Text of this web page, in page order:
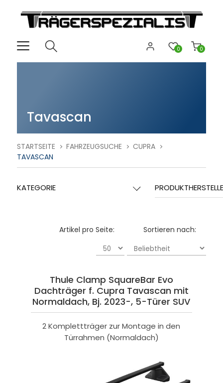
0
0
Tavascan
STARTSEITE FAHRZEUGSUCHE
CUPRA
TAVASCAN
KATEGORIE
Sortieren nach:
Artikel pro Seite:
Thule Clamp SquareBar Evo
Dachträger f. Cupra Tavascan mit
Normaldach, Bj. 2023-, 5-Türer SUV
2 Komplettträger zur Montage in den
Türrahmen (Normaldach)